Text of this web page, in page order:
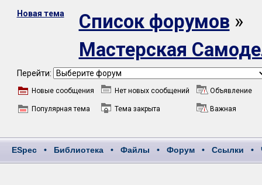
Новая тема Список форумов »
Мастерская
Перейти:
Новые сообщения Нет новых сообщений Объявление
Популярная тема Тема закрыта Важная
ESpec • Библиотека • Файлы • Форум • Ссылки •